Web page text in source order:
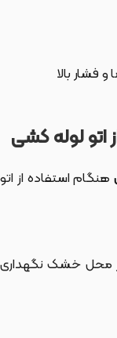
و فشار بالا
اتو لوله کشی
هنگام استفاده از اتو
محل خشک نگهداری